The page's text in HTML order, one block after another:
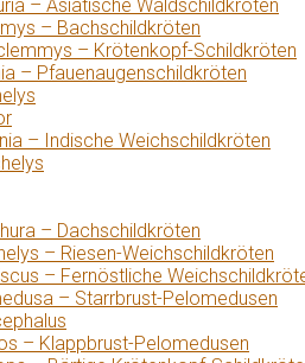
– Asiatische Waldschildkröten
– Bachschildkröten
– Krötenkopf-Schildkröten
– Pfauenaugenschildkröten
– Indische Weichschildkröten
– Dachschildkröten
– Riesen-Weichschildkröten
– Fernöstliche
– Starrbrust-Pelomedusen
– Klappbrust-Pelomedusen